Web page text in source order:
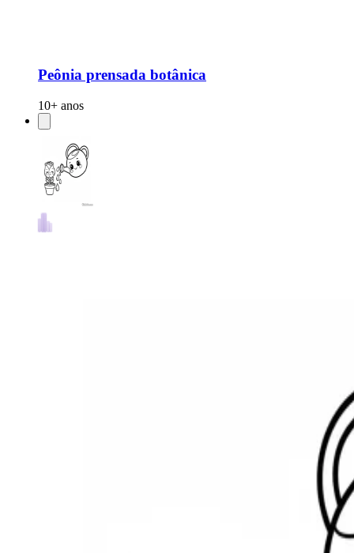
Peônia prensada botânica
10+ anos